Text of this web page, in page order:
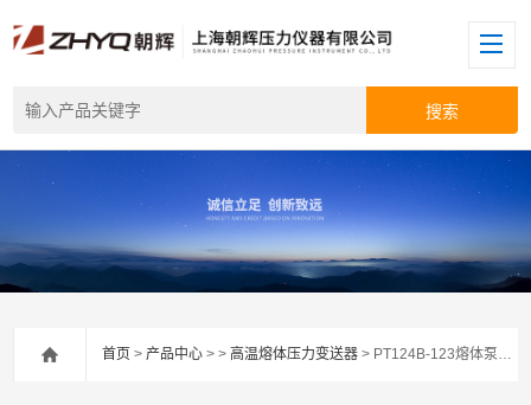
首页 >产品中心 > > 高温熔体压力变送器 > PT124B-123熔体泵压力变送器